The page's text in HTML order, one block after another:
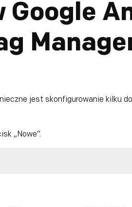
Google
jest skonfigurowanie kilku
„Nowe”.